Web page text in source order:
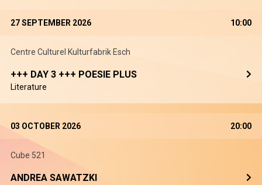
27 SEPTEMBER 2026 10:00
Centre Culturel Kulturfabrik Esch
+++ DAY 3 +++ POESIE PLUS
Literature
03 OCTOBER 2026 20:00
Cube 521
ANDREA SAWATZKI